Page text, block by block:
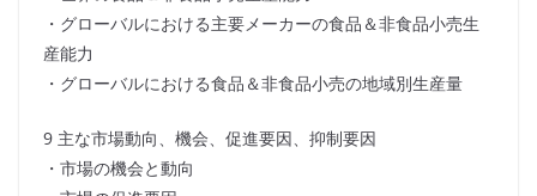
・グローバルにおける主要メーカーの食品＆非食品小売生
産能力
・グローバルにおける食品＆非食品小売の地域別生産量
9 主な市場動向、機会、促進要因、抑制要因
・市場の機会と動向